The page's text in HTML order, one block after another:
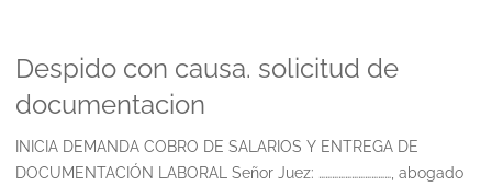
tareas.
despido
indirecto"
Despido con causa. solicitud de
documentacion
INICIA DEMANDA COBRO DE SALARIOS Y ENTREGA DE
DOCUMENTACIÓN LABORAL Señor Juez: ……………………………, abogado